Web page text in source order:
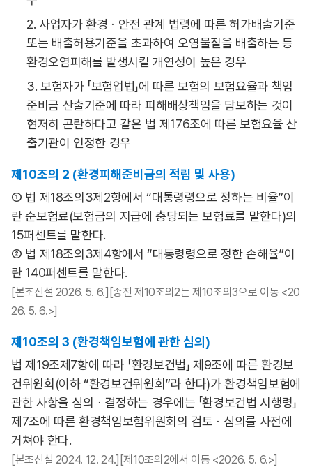
2. 사업자가 환경ㆍ안전 관계 법령에 따른 허가배출기준
또는 배출허용기준을 초과하여 오염물질을 배출하는 등
환경오염피해를 발생시킬 개연성이 높은 경우
3. 보험자가 「보험업법」에 따른 보험의 보험요율과 책임
준비금 산출기준에 따라 피해배상책임을 담보하는 것이
현저히 곤란하다고 같은 법 제176조에 따른 보험요율 산
출기관이 인정한 경우
제10조의 2 (환경피해준비금의 적립 및 사용)
① 법 제18조의3제2항에서 “대통령령으로 정하는 비율”이
란 순보험료(보험금의 지급에 충당되는 보험료를 말한다)의
15퍼센트를 말한다.
② 법 제18조의3제4항에서 “대통령령으로 정한 손해율”이
란 140퍼센트를 말한다.
[본조신설 2026. 5. 6.][종전 제10조의2는 제10조의3으로 이동 <20
26. 5. 6.>]
제10조의 3 (환경책임보험에 관한 심의)
법 제19조제7항에 따라 「환경보건법」 제9조에 따른 환경보
건위원회(이하 “환경보건위원회”라 한다)가 환경책임보험에
관한 사항을 심의ㆍ결정하는 경우에는 「환경보건법 시행령」
제7조에 따른 환경책임보험위원회의 검토ㆍ심의를 사전에
거쳐야 한다.
[본조신설 2024. 12. 24.][제10조의2에서 이동 <2026. 5. 6.>]